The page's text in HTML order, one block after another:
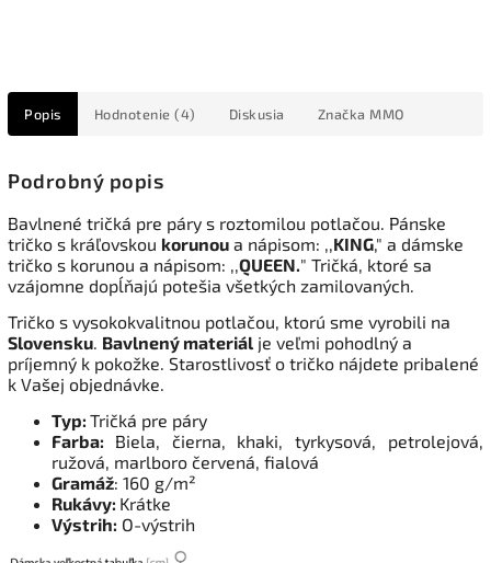
Popis Hodnotenie (4) Diskusia Značka MMO
Podrobný popis
Bavlnené tričká pre páry s roztomilou potlačou. Pánske
tričko s kráľovskou korunou a nápisom: ,,KING," a dámske
tričko s korunou a nápisom: ,,QUEEN." Tričká, ktoré sa
vzájomne dopĺňajú potešia všetkých zamilovaných.
Tričko s vysokokvalitnou potlačou, ktorú sme vyrobili na
Slovensku. Bavlnený materiál je veľmi pohodlný a
príjemný k pokožke. Starostlivosť o tričko nájdete pribalené
k Vašej objednávke.
Typ: Tričká pre páry
Farba: Biela, čierna, khaki, tyrkysová, petrolejová,
ružová, marlboro červená, fialová
Gramáž: 160 g/m²
Rukávy: Krátke
Výstrih: O-výstrih